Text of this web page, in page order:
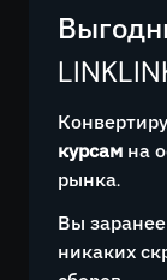
курсам на
рынка.
Вы
никаких